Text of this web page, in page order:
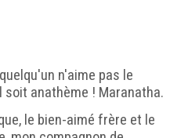
n'aime pas le
soit anathème ! Maranatha.
le bien-aimé frère et le